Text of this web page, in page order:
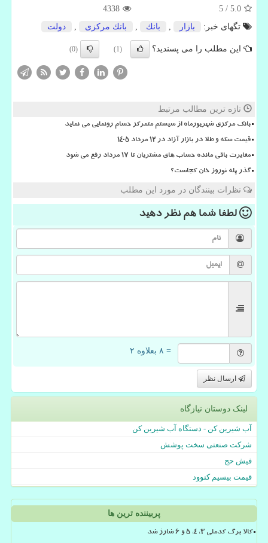
5.0
/
5
4338
تگهای خبر:
بازار بانك بانك مركزی دولت
این مطلب را می پسندید؟ (1)
(0)
تازه ترین مطالب مرتبط
بانک مرکزی شهریورماه از سیستم متمرکز حسام رونمایی می نماید
قیمت سکه و طلا در بازار آزاد در ۱۲ مرداد ۱۴۰۵
مغایرت باقی مانده حساب های مشتریان تا 17 مرداد رفع می شود
گذر پله نوروز خان کجاست؟
نظرات بینندگان در مورد این مطلب
لطفا شما همنظر دهید
= ۸ بعلاوه ۲
ارسال نظر
لینک دوستان نیازگاه
آب شیرین کن - دستگاه آب شیرین کن
شرکت صنعتی سخت پوشش
فیش حج
قیمت بیسیم کنوود
پربیننده ترین ها
کالا برگ کدملی 3، 4، 5 و 6 شارژ شد